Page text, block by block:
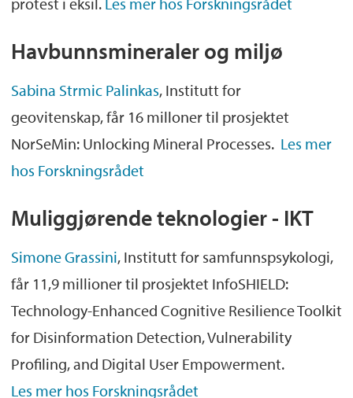
Havbunnsmineraler og miljø
Sabina Strmic Palinkas, Institutt for
geovitenskap, får 16 milloner til prosjektet
NorSeMin: Unlocking Mineral Processes. Les mer
hos Forskningsrådet
Muliggjørende teknologier - IKT
Simone Grassini, Institutt for samfunnspsykologi,
får 11,9 millioner til prosjektet InfoSHIELD:
Technology-Enhanced Cognitive Resilience Toolkit
for Disinformation Detection, Vulnerability
Profiling, and Digital User Empowerment.
Les mer hos Forskningsrådet